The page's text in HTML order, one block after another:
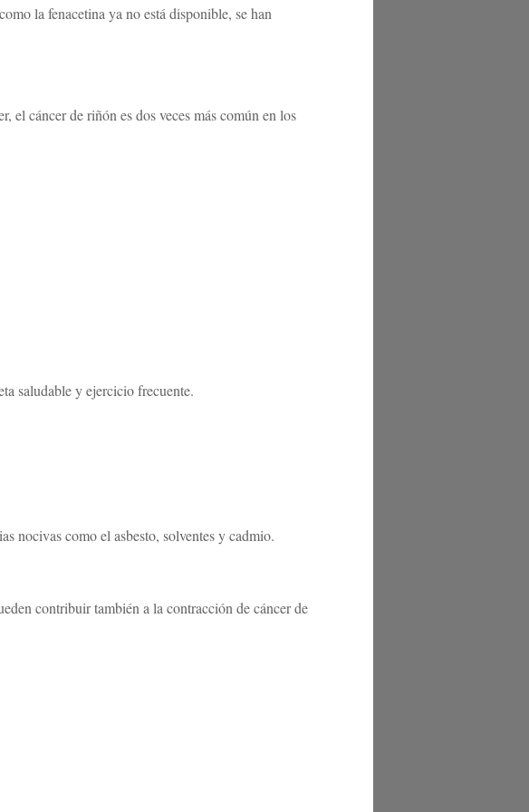
la fenacetina ya no está disponible, se han
el cáncer de riñón es dos veces más común en los
saludable y ejercicio frecuente.
nocivas como el asbesto, solventes y cadmio.
contribuir también a la contracción de cáncer de